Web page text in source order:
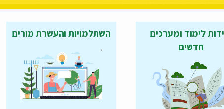
לימוד ומערכים
חדשים
השתלמויות והעשרת מורים